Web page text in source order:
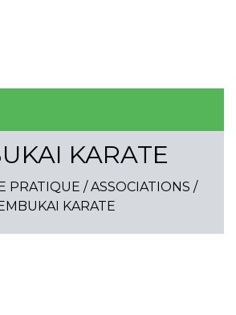
KARATE
PRATIQUE /ASSOCIATIONS /
KARATE